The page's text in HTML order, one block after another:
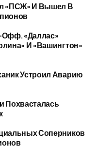
«ПСЖ» И Вышел В
«Даллас»
И «Вашингтон»
Устроил Аварию
Похвасталась
Соперников